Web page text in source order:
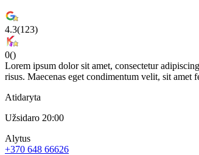
4.3(123)
0()
Lorem ipsum dolor sit amet, consectetur
risus. Maecenas eget condimentum velit, sit amet
Atidaryta
Užsidaro 20:00
Alytus
+370 648 66626